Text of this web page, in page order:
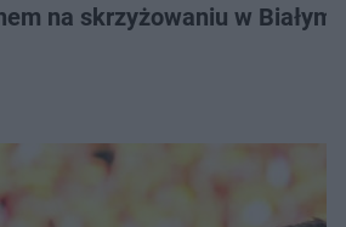
na skrzyżowaniu w